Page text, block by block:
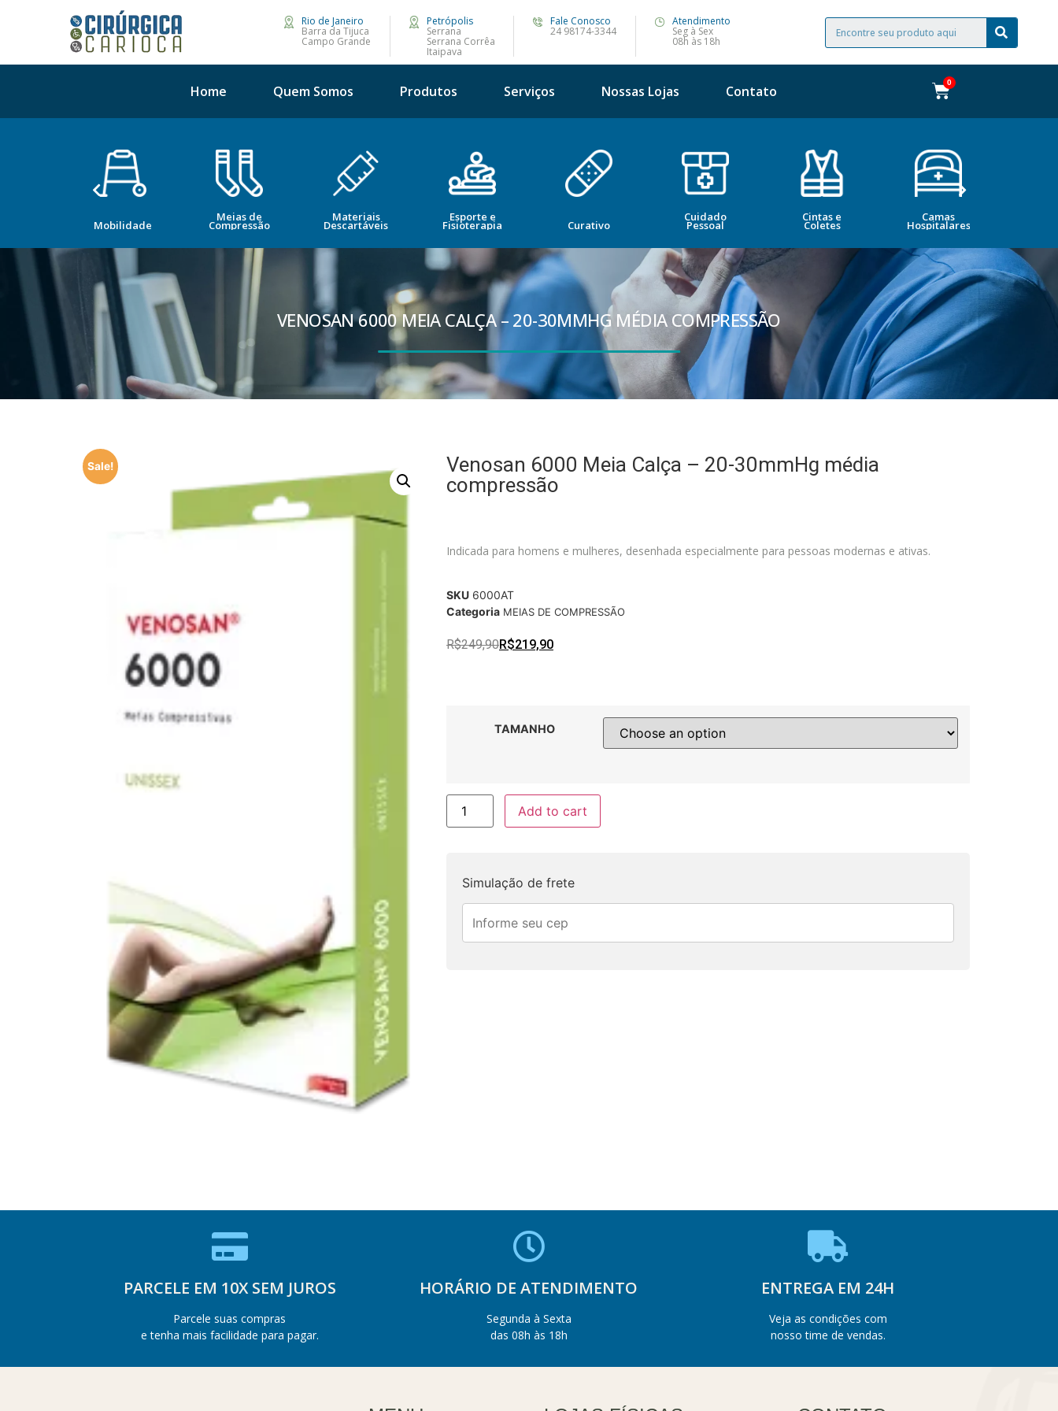
Rio de Janeiro
Barra da Tijuca
Campo Grande
Petrópolis
Serrana
Serrana Corrêa
Itaipava
Fale Conosco
24 98174-3344
Atendimento
Seg à Sex
08h às 18h
Home Quem Somos Produtos Serviços Nossas Lojas Contato
Mobilidade
Meias de
Compressão
Materiais
Descartáveis
Esporte e
Fisioterapia Curativo
Cuidado
Pessoal
Cintas e
Coletes
Camas
Hospitalares
VENOSAN 6000 MEIA CALÇA – 20-30MMHG MÉDIA COMPRESSÃO
Sale!
Venosan 6000 Meia Calça – 20-30mmHg média
compressão
Indicada para homens e mulheres, desenhada especialmente para pessoas modernas e ativas.
SKU 6000AT
Categoria MEIAS DE COMPRESSÃO
R$249,90R$219,90
TAMANHO
Add to cart
Simulação de frete
PARCELE EM 10X SEM JUROS
Parcele suas compras
e tenha mais facilidade para pagar.
HORÁRIO DE ATENDIMENTO
Segunda à Sexta
das 08h às 18h
ENTREGA EM 24H
Veja as condições com
nosso time de vendas.